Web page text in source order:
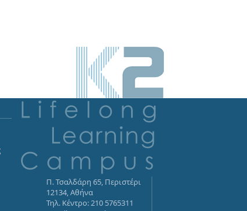
Π. Τσαλδάρη 65, Περιστέρι
12134, Αθήνα
Τηλ. Κέντρο: 210 5765311